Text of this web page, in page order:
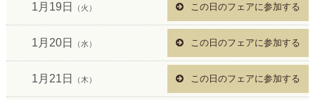
1月19日 （火） この日のフェアに参加する
1月20日 （水） この日のフェアに参加する
1月21日 （木） この日のフェアに参加する